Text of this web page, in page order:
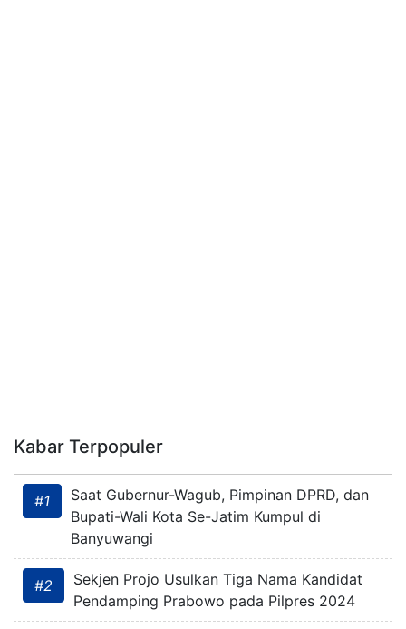
Kabar Terpopuler
#1
Saat Gubernur-Wagub, Pimpinan DPRD, dan
Bupati-Wali Kota Se-Jatim Kumpul di
Banyuwangi
#2
Sekjen Projo Usulkan Tiga Nama Kandidat
Pendamping Prabowo pada Pilpres 2024